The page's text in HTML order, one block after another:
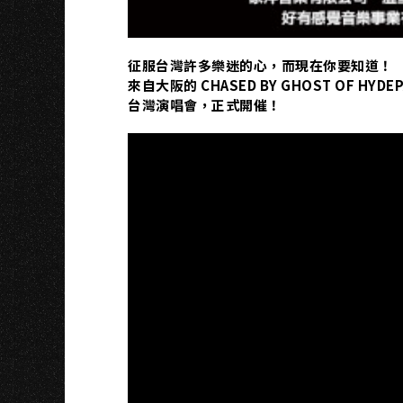
征服台灣許多樂迷的心，而現在你要知道！
來自大阪的 CHASED BY GHOST OF
台灣演唱會，正式開催！